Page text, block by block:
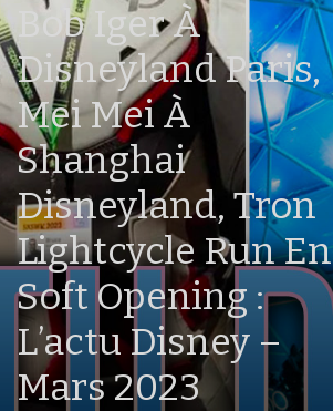
Bob Iger À
Disneyland Paris,
Mei Mei À
Shanghai
Disneyland, Tron
Lightcycle Run En
Soft Opening :
L’actu Disney –
Mars 2023